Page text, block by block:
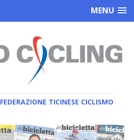
MENU
TICINESE CICLISMO